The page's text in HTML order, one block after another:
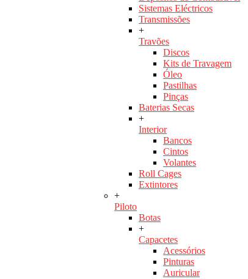
Sistemas Eléctricos
Transmissões
+
Travões
Discos
Kits de Travagem
Óleo
Pastilhas
Pinças
Baterias Secas
+
Interior
Bancos
Cintos
Volantes
Roll Cages
Extintores
+
Piloto
Botas
+
Capacetes
Acessórios
Pinturas
Auricular